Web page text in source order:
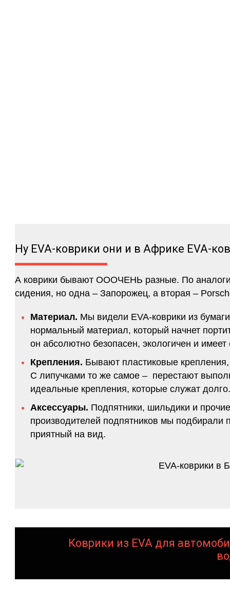
Ну EVA-коврики они и в Африке EVA-
А коврики бывают ОООЧЕНЬ разные. По
сидения, но одна – Запорожец, а вторая –
Материал. Мы видели EVA-коврики из
нормальный материал, который начнет
он абсолютно безопасен, экологичен и
Крепления. Бывают пластиковые
С липучками то же самое – перестают
идеальные крепления, которые служат
Аксессуары. Подпятники, шильдики и
производителей подпятников мы подбирали
приятный на вид.
Коврики из EVA для